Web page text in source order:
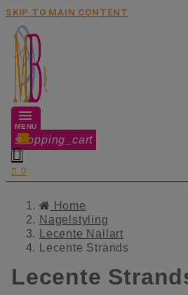
SKIP TO MAIN CONTENT
MENU
shopping_cart
0

 0
Home
Nagelstyling
Lecente Nailart
Lecente Strands
Lecente